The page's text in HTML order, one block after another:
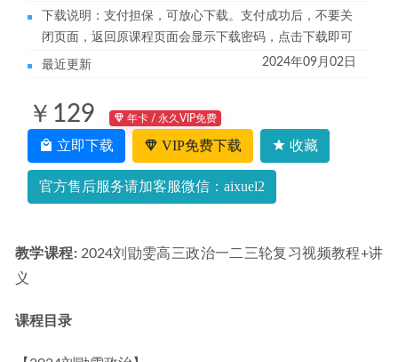
下载说明：支付担保，可放心下载。支付成功后，不要关
闭页面，返回原课程页面会显示下载密码，点击下载即可
最近更新 2024年09月02日
￥129 年卡 / 永久VIP免费
立即下载 VIP免费下载 收藏
官方售后服务请加客服微信：aixuel2
教学课程: 2024刘勖雯高三政治一二三轮复习视频教程+讲
义
课程目录
教你如何减肥教学课程 2023-06-04
22年英语六级考证网课历年真题及答案解析(1990~2021)
2022-11-27
小学语文网课教程全国名校40套小升初语文真题+模拟卷
2022-10-18